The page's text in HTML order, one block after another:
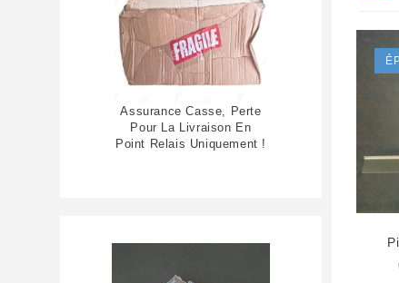
Assurance Casse, Perte
Pour La Livraison En
Point Relais Uniquement !